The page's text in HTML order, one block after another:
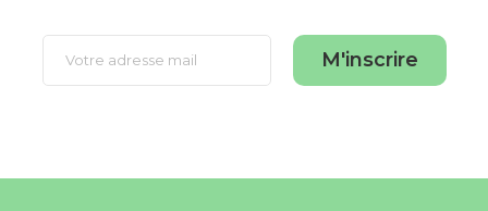
M'inscrire